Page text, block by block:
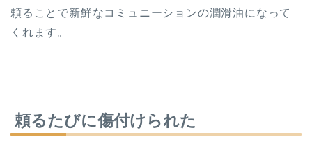
頼ることで新鮮なコミュニーションの潤滑油になって
くれます。
頼るたびに傷付けられた